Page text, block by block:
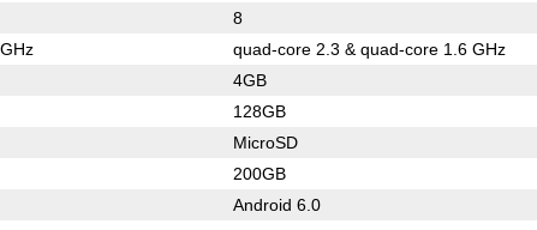
8
quad-core 2.3 & quad-core 1.6 GHz
4GB
128GB
MicroSD
200GB
Android 6.0